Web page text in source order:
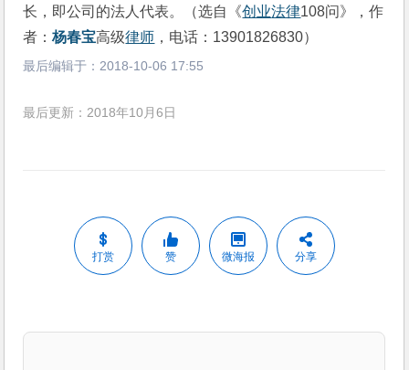
长，即公司的法人代表。（选自《创业法律108问》，作
者：杨春宝高级律师 ，电话：13901826830）
最后编辑于： 2018-10-06 17:55
最后更新：2018年10月6日
打赏 赞 微海报 分享